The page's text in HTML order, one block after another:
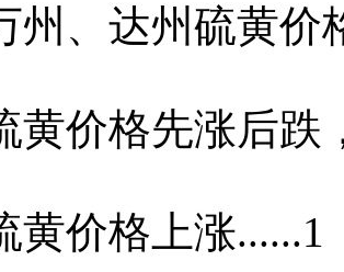
州、达州硫黄价
黄价格先涨后跌
黄价格上涨......1